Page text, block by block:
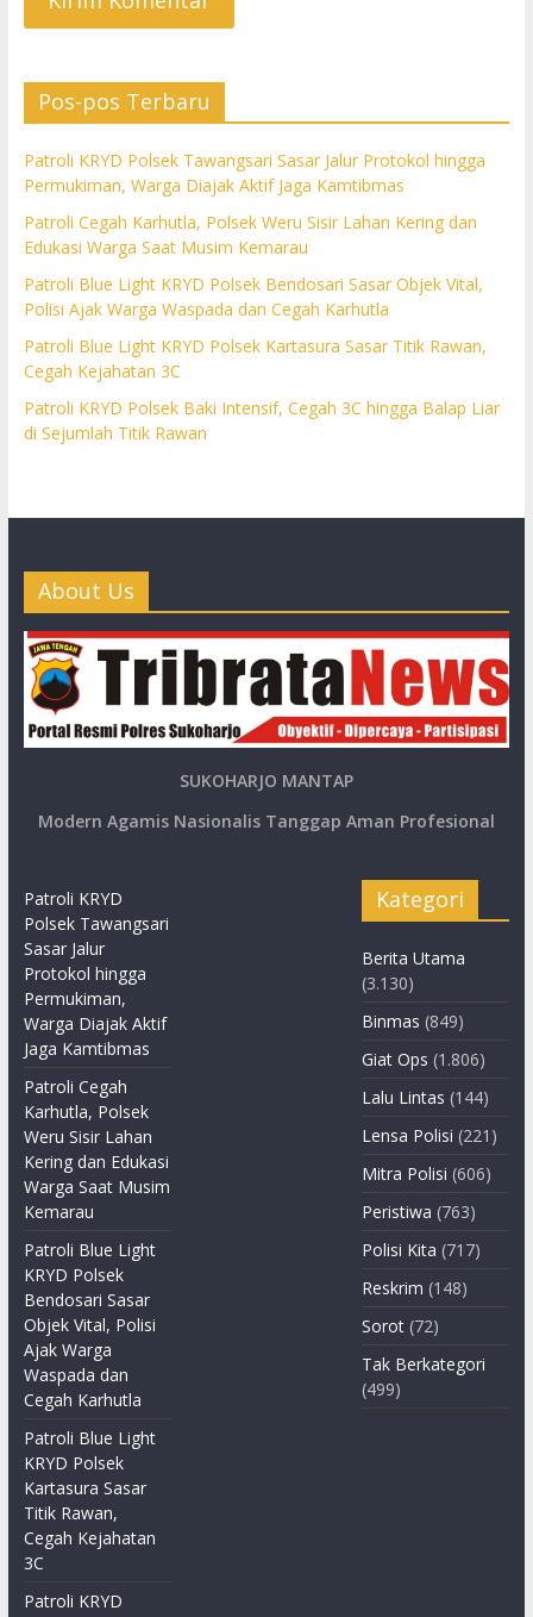
Pos-pos Terbaru
Patroli KRYD Polsek Tawangsari Sasar Jalur Protokol hingga
Permukiman, Warga Diajak Aktif Jaga Kamtibmas
Patroli Cegah Karhutla, Polsek Weru Sisir Lahan Kering dan
Edukasi Warga Saat Musim Kemarau
Patroli Blue Light KRYD Polsek Bendosari Sasar Objek Vital,
Polisi Ajak Warga Waspada dan Cegah Karhutla
Patroli Blue Light KRYD Polsek Kartasura Sasar Titik Rawan,
Cegah Kejahatan 3C
Patroli KRYD Polsek Baki Intensif, Cegah 3C hingga Balap Liar
di Sejumlah Titik Rawan
About Us
SUKOHARJO MANTAP
Modern Agamis Nasionalis Tanggap Aman Profesional
Patroli KRYD
Polsek Tawangsari
Sasar Jalur
Protokol hingga
Permukiman,
Warga Diajak Aktif
Jaga Kamtibmas
Patroli Cegah
Karhutla, Polsek
Weru Sisir Lahan
Kering dan Edukasi
Warga Saat Musim
Kemarau
Patroli Blue Light
KRYD Polsek
Bendosari Sasar
Objek Vital, Polisi
Ajak Warga
Waspada dan
Cegah Karhutla
Patroli Blue Light
KRYD Polsek
Kartasura Sasar
Titik Rawan,
Cegah Kejahatan
3C
Patroli KRYD
Kategori
Berita Utama
(3.130)
Binmas (849)
Giat Ops (1.806)
Lalu Lintas (144)
Lensa Polisi (221)
Mitra Polisi (606)
Peristiwa (763)
Polisi Kita (717)
Reskrim (148)
Sorot (72)
Tak Berkategori
(499)